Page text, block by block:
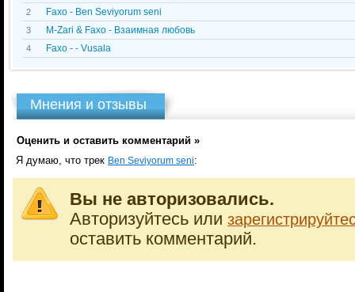
2 Faxo - Ben Seviyorum seni
3 M-Zari & Faxo - Взаимная любовь
4 Faxo - - Vusala
Мнения и отзывы
Оценить и оставить комментарий »
Я думаю, что трек Ben Seviyorum seni:
Вы не авторизовались.
Авторизуйтесь или
оставить комментарий.